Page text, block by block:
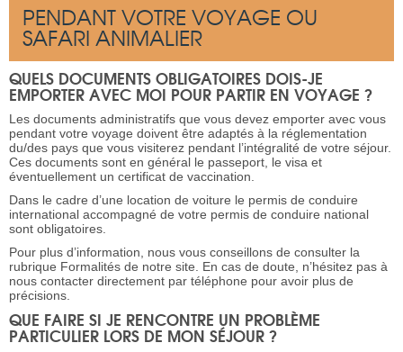
PENDANT VOTRE VOYAGE OU
SAFARI ANIMALIER
QUELS DOCUMENTS OBLIGATOIRES DOIS-JE
EMPORTER AVEC MOI POUR PARTIR EN VOYAGE ?
Les documents administratifs que vous devez emporter avec vous
pendant votre voyage doivent être adaptés à la réglementation
du/des pays que vous visiterez pendant l’intégralité de votre séjour.
Ces documents sont en général le passeport, le visa et
éventuellement un certificat de vaccination.
Dans le cadre d’une location de voiture le permis de conduire
international accompagné de votre permis de conduire national
sont obligatoires.
Pour plus d’information, nous vous conseillons de consulter la
rubrique Formalités de notre site. En cas de doute, n’hésitez pas à
nous contacter directement par téléphone pour avoir plus de
précisions.
QUE FAIRE SI JE RENCONTRE UN PROBLÈME
PARTICULIER LORS DE MON SÉJOUR ?